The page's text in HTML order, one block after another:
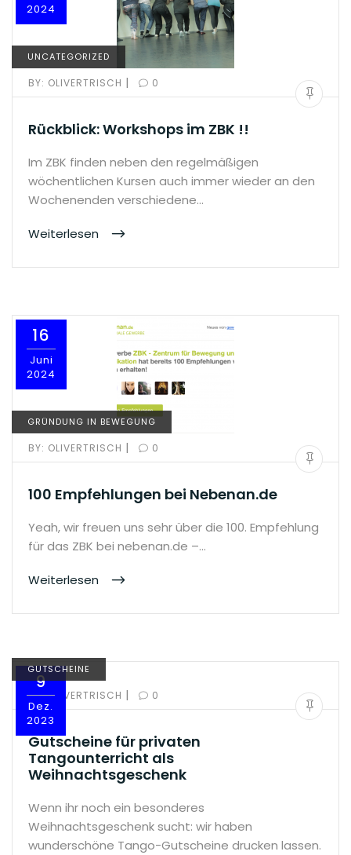
2024
UNCATEGORIZED
BY: OLIVERTRISCH | 0
Rückblick: Workshops im ZBK !!
Im ZBK finden neben den regelmäßigen
wöchentlichen Kursen auch immer wieder an den
Wochenenden verschiedene…
Weiterlesen
16
Juni
2024
GRÜNDUNG IN BEWEGUNG
BY: OLIVERTRISCH | 0
100 Empfehlungen bei Nebenan.de
Yeah, wir freuen uns sehr über die 100. Empfehlung
für das ZBK bei nebenan.de –…
Weiterlesen
9
Dez.
2023
GUTSCHEINE
BY:OLIVERTRISCH | 0
Gutscheine für privaten
Tangounterricht als
Weihnachtsgeschenk
Wenn ihr noch ein besonderes
Weihnachtsgeschenk sucht: wir haben
wunderschöne Tango-Gutscheine drucken lassen.